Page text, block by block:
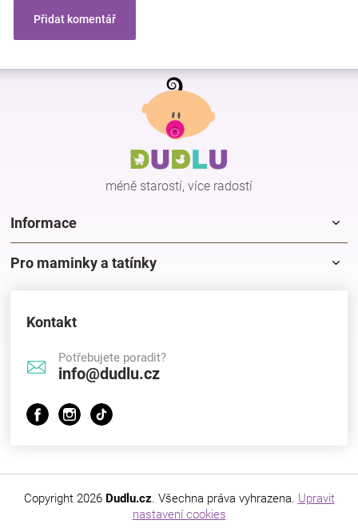
Přidat komentář
Z
méně starostí, více radostí
Informace
Pro maminky a tatínky
Kontakt
Potřebujete poradit?
info@dudlu.cz
Copyright 2026 Dudlu.cz. Všechna práva vyhrazena. Upravit
nastavení cookies